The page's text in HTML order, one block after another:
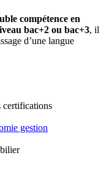
compétence en
bac+2 ou bac+3, il
d’une langue
certifications
gestion